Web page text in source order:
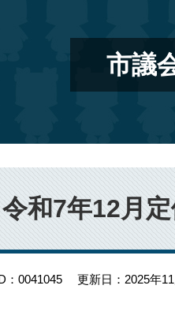
市議
令和7年12月
：0041045 更新日：2025年